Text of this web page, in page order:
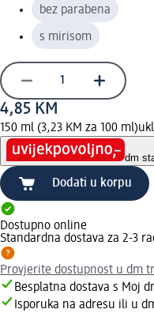
bez parabena
s mirisom
4,85 KM
150 ml (3,23 KM za 100 ml)
dm
Dodati u korpu
Dostupno online
Standardna dostava za 2-3
Provjerite dostupnost u dm
Besplatna dostava s Moj
Isporuka na adresu ili u